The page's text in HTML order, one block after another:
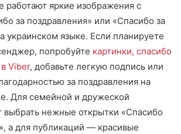
работают яркие изображения с
за поздравления» или «Спасибо за
украинском языке. Если планируете
попробуйте картинки, спасибо
Viber, добавьте легкую подпись или
за поздравления на
Для семейной и дружеской
выбрать нежные открытки «Спасибо
а для публикаций — красивые